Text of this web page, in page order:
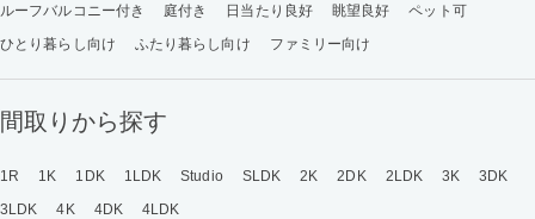
ルーフバルコニー付き 庭付き 日当たり良好 眺望良好
ペット可
ひとり暮らし向け
ふたり暮らし向け ファミリー向け
間取りから探す
1R 1K 1DK 1LDK Studio SLDK 2K 2DK 2LDK 3K
3DK
3LDK
4K 4DK 4LDK